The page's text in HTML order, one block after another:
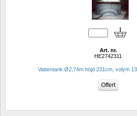
Art. nr.
HE2742311
Vattentank Ø2,74m höjd 231cm, volym